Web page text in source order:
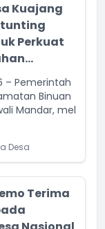
Kuajang
Perkuat
– Pemerintah
Binuan
Mandar, mel
Desa
Terima